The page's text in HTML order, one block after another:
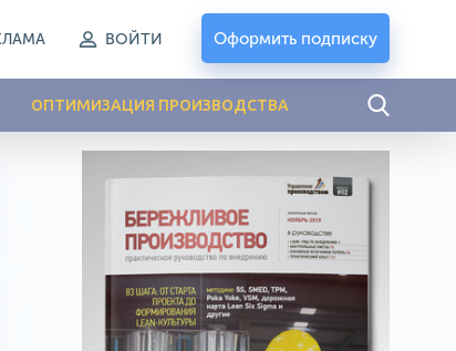
ВОЙТИ Оформить подписку
ОПТИМИЗАЦИЯ ПРОИЗВОДСТВА